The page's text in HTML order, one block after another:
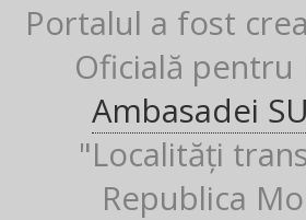
Portalul a fost
Oficială pentru
Ambasadei
"Localități
Republica